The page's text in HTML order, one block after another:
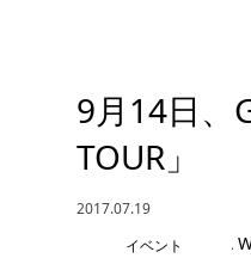
9月14日、
TOUR」
2017.07.19
イベント